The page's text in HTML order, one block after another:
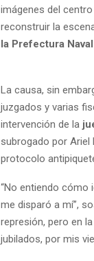
imágenes del
reconstruir la
la Prefectura
La causa, sin
juzgados y varias
intervención de la
subrogado por Ariel
protocolo
“No entiendo cómo
me disparó a mí”,
represión, pero en
jubilados, por mis